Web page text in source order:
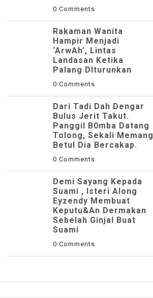
0 Comments
Rakaman Wanita
Hampir Menjadi
‘ArwAh’, Lintas
Landasan Ketika
Palang DIturunkan
0 Comments
Dari Tadi Dah Dengar
Bulus Jerit Takut.
Panggil B0mba Datang
Tolong, Sekali Memang
Betul Dia Bercakap.
0 Comments
Demi Sayang Kepada
Suami , Isteri Along
Eyzendy Membuat
Keputu&an Dermakan
Sebelah Ginjal Buat
Suami
0 Comments